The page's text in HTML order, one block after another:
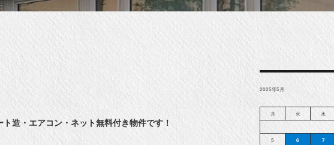
・エアコン・ネット無料付き物件です！
2025年5月
月 火 水
5
6 7